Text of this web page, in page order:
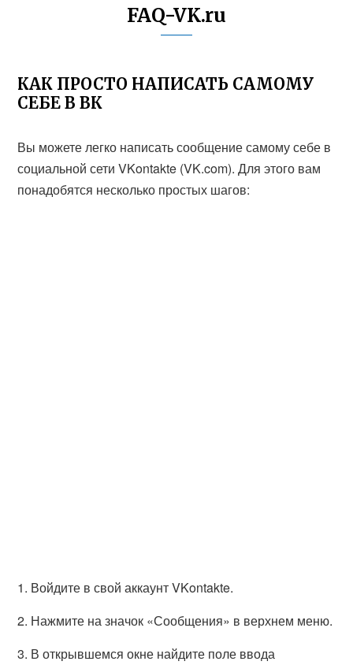
FAQ-VK.ru
КАК ПРОСТО НАПИСАТЬ САМОМУ
СЕБЕ В ВК
Вы можете легко написать сообщение самому себе в
социальной сети VKontakte (VK.com). Для этого вам
понадобятся несколько простых шагов:
1. Войдите в свой аккаунт VKontakte.
2. Нажмите на значок «Сообщения» в верхнем меню.
3. В открывшемся окне найдите поле ввода